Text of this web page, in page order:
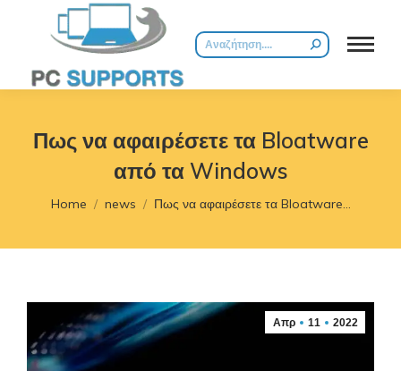
Search:
Πως να αφαιρέσετε τα Bloatware
από τα Windows
You are here:
Home news Πως να αφαιρέσετε τα Bloatware…
Απρ 11 2022